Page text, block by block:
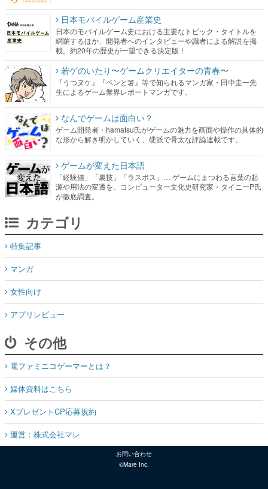
日本モバイルゲーム産業史
日本のモバイルゲーム史における主要なトピック・タイトルを
網羅するほか、開発者へのインタビューや識者による解説を掲
載。約20年の歴史が一望できる決定版！
若ゲのいたり〜ゲームクリエイターの青春〜
『うつヌケ』『ペンと箸』等で知られるマンガ家・田中圭一先
生によるゲーム業界レポートマンガです。
なんでゲームは面白い？
ゲーム開発者・hamatsu氏がゲームの魅力を画面や操作の具体的
な形から解き明かしていく、硬派で骨太な評論連載です。
ゲームが変えた日本語
「経験値」「裏技」「ラスボス」… ゲームにまつわる言葉の起
源や用法の変遷を、コンピューター文化史研究家・タイニーP氏
が徹底調査。
カテゴリ
特集記事
マンガ
女性向け
アプリレビュー
その他
電ファミニコゲーマーとは？
媒体資料はこちら
XプレゼントCP応募規約
運営：株式会社マレ
お問い合わせ
©Mare Inc.